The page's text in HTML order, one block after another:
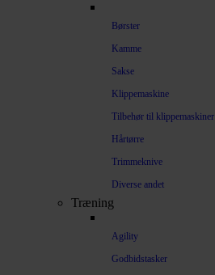
Børster
Kamme
Sakse
Klippemaskine
Tilbehør til klippemaskiner
Hårtørre
Trimmeknive
Diverse andet
Træning
Agility
Godbidstasker